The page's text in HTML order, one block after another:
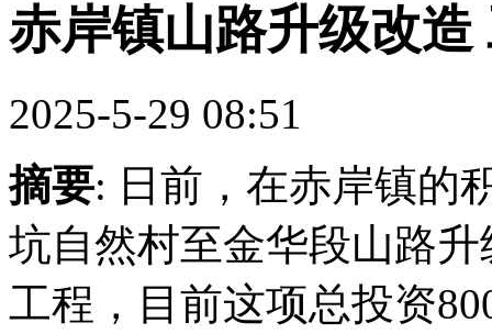
赤岸镇山路升级改造
2025-5-29 08:51
摘要: 日前，在赤岸镇的
坑自然村至金华段山路
工程，目前这项总投资